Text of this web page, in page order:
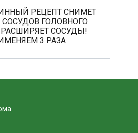
РЕЦЕПТ СНИМЕТ
ГОЛОВНОГО
РАСШИРЯЕТ СОСУДЫ!
3 РАЗА